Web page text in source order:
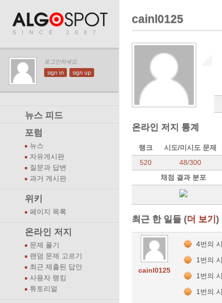
SINCE 2007
로그인하세요.
sign in sign up
뉴스 피드
포럼
뉴스
자유게시판
질문과 답변
과거 게시판
위키
페이지 목록
온라인 저지
문제 풀기
랜덤 문제 고르기
최근 제출된 답안
사용자 랭킹
튜토리얼
cainl0125
온라인 저지 통계
랭크
시도/미시도 문제
520
48/300
채점 결과 분포
최근 한 일들 (더 보기)
cainl0125
4번의
1번의
1번의
1번의